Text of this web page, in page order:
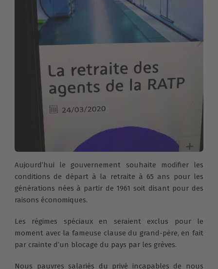
Aujourd’hui le gouvernement souhaite modifier les
conditions de départ à la retraite à 65 ans pour les
générations nées à partir de 1961 soit disant pour des
raisons économiques.
Les régimes spéciaux en seraient exclus pour le
moment avec la fameuse clause du grand-père, en fait
par crainte d’un blocage du pays par les grèves.
Nous pauvres salariés du privé incapables de nous